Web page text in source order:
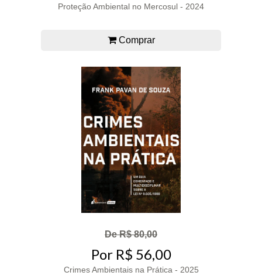
Proteção Ambiental no Mercosul - 2024
Comprar
De R$ 80,00
Por R$ 56,00
Crimes Ambientais na Prática - 2025